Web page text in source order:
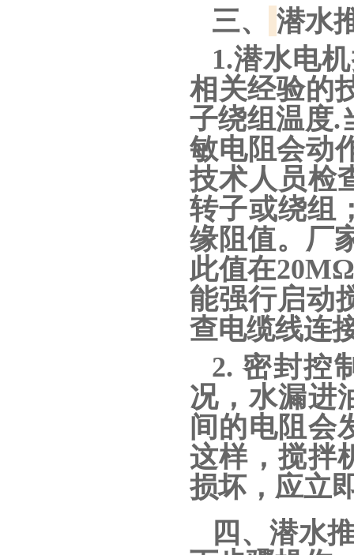
三、
潜水
1.潜水电
相关经验的
子绕组温度.
敏电阻会动
技术人员检
转子或绕组
缘阻值。厂
此值在
能强行启动
查电缆线连
2. 密封控
况，水漏进
间的电阻会
这样，搅拌
损坏，应立
四、潜水